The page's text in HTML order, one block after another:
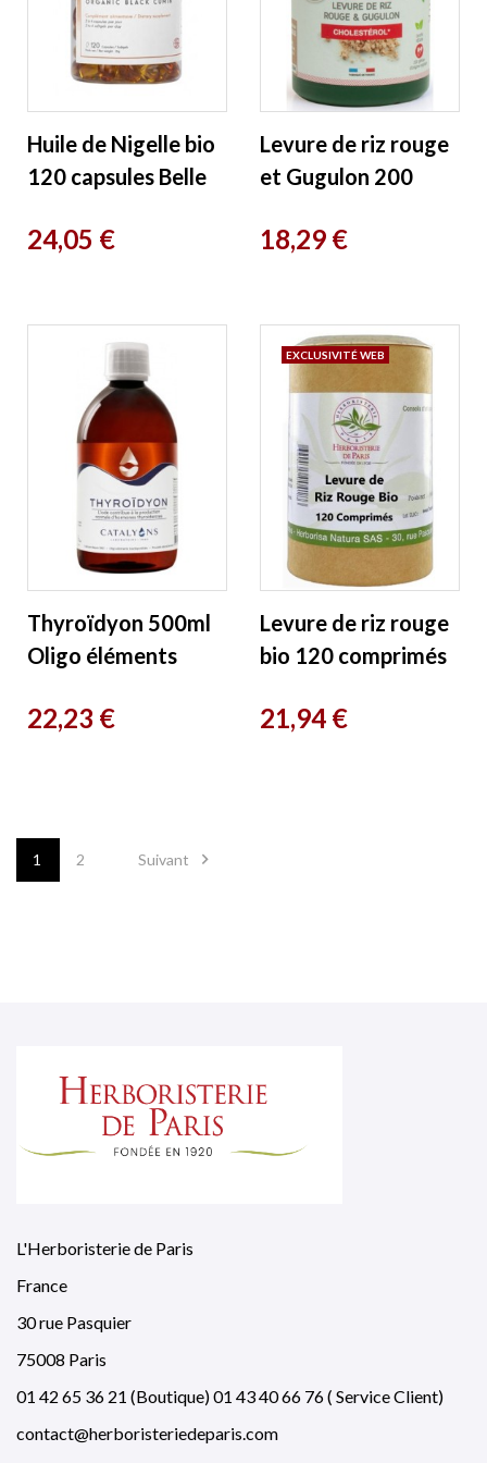
Huile de Nigelle bio
120 capsules Belle
Prix
24,05 €
Levure de riz rouge
et Gugulon 200
Prix
18,29 €
Thyroïdyon 500ml
Oligo éléments
Prix
22,23 €
Levure de riz rouge
bio 120 comprimés
Paris
Prix
21,94 €
EXCLUSIVITÉ WEB
1 2 Suivant 
L'Herboristerie de Paris
France
30 rue Pasquier
75008 Paris
01 42 65 36 21 (Boutique) 01 43 40 66 76 ( Service Client)
contact@herboristeriedeparis.com